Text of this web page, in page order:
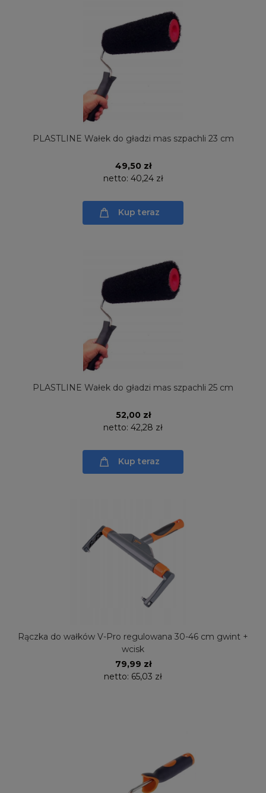
PLASTLINE Wałek do gładzi mas szpachli 23 cm
49,50 zł
netto: 40,24 zł
Kup teraz
PLASTLINE Wałek do gładzi mas szpachli 25 cm
52,00 zł
netto: 42,28 zł
Kup teraz
Rączka do wałków V-Pro regulowana 30-46 cm gwint +
wcisk
79,99 zł
netto: 65,03 zł